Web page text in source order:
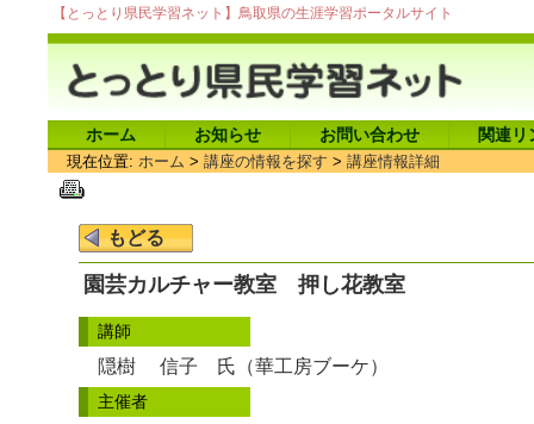
【とっとり県民学習ネット】鳥取県の生涯学習ポータルサイト
ホーム お知らせ お問い合わせ 関連リ
現在位置: ホーム > 講座の情報を探す > 講座情報詳細
園芸カルチャー教室 押し花教室
講師
隠樹 信子 氏（華工房ブーケ）
主催者